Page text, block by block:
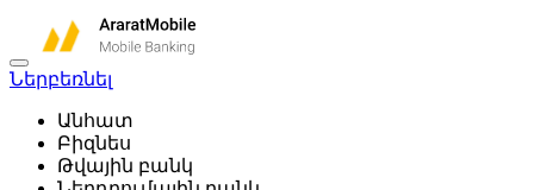
Ներբեռնել
Անհատ
Բիզնես
Թվային բանկ